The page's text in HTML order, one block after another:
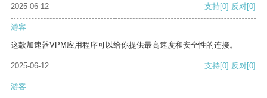
2025-06-12
支持[0] 反对[0]
游客
这款加速器VPM应用程序可以给你提供最高速度和安全性的连接。
2025-06-12 支持[0] 反对[0]
游客